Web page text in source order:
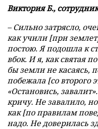
Виктория Б.,
– Сильно затрясло,
как учили [при
постою. Я подошла к
вбок. И я, как святая
бы земли не касаясь,
побежала [со второго
«Остановись,
кричу. Не завалило,
как [по правилам
надо. Не доверилась